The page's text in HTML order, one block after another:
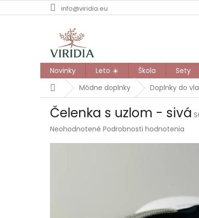
na
info@viridia.eu
Novinky Leto ☀️ Škola Sety
DomovMódne doplnky Doplnky do
Čelenka s uzlom - sivá
Priemerné
Neohodnotené Podrobnosti hodnotenia